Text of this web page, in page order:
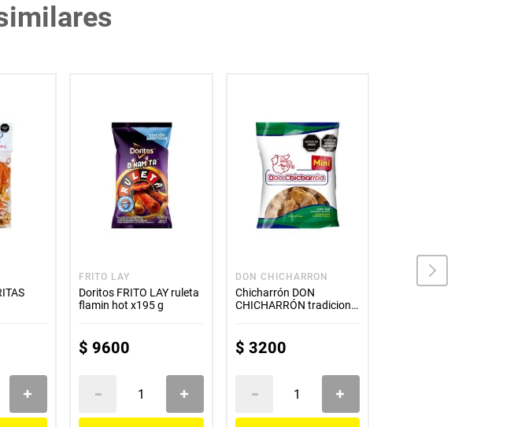
FRITO LAY
Doritos FRITO LAY ruleta
flamin hot x195 g
$ 9600
DON CHICHARRON
Chicharrón DON
CHICHARRÓN tradicional
$ 3200